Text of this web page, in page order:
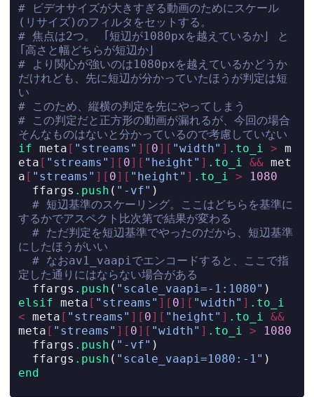
# ビデオサイズが大きすぎる動画のためにスケール
(リサイズ)のフィルタをセットする。
# 焦点は2つ。 「短辺が1080pxを越えているか」 と
「高さと幅どちらが短辺か」
# より関心が強いのは1080pxを越えているかどうか
だけれども、先に短辺が分かっていたほうが判定は短
い
# このため、縦横の判定を先にやってしまう
# この判定だと正方形の動画が漏れるが、今回の場合
そんなものはないと分かっているので考慮していない
if meta [ "streams" ][ 0][ "width" ] .to_i > m
eta [ "streams" ][ 0][ "height" ] .to_i && met
a [ "streams" ][ 0][ "height" ] .to_i >
1080
  ffargs
.push ( "-vf" )
# 短辺基準のスケーリング。ここはどちらを基準に
するかでアスペクト比次第で結果が変わる
# ただ判定を短辺基準でやったのだから、短辺基準
にしたほうがいい
# なおav1_vaapiでエンコードすると、ここで指
定した通りにはならない場合がある
  ffargs
.push ( "scale_vaapi=-1:1080" )
elsif meta [ "streams" ][ 0][ "width" ] .to_i
< meta [ "streams" ][ 0][ "height" ] .to_i &&
meta [ "streams" ][ 0][ "width" ] .to_i >
1080
  ffargs
.push ( "-vf" )
  ffargs
.push ( "scale_vaapi=1080:-1" )
end